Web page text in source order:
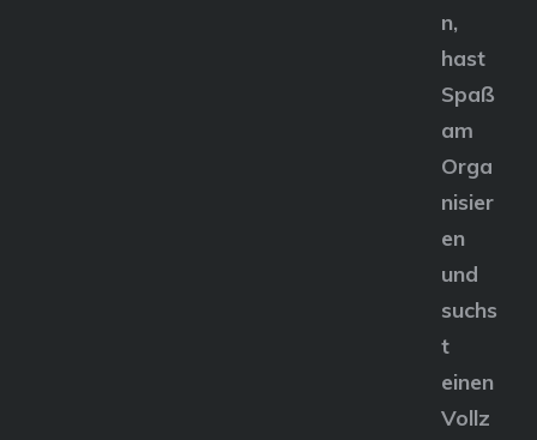
n,
hast
Spaß
am
Orga
nisier
en
und
suchs
t
einen
Vollz